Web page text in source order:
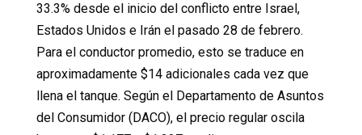
33.3% desde el inicio del conflicto entre Israel,
Estados Unidos e Irán el pasado 28 de febrero.
Para el conductor promedio, esto se traduce en
aproximadamente $14 adicionales cada vez que
llena el tanque. Según el Departamento de Asuntos
del Consumidor (DACO), el precio regular oscila